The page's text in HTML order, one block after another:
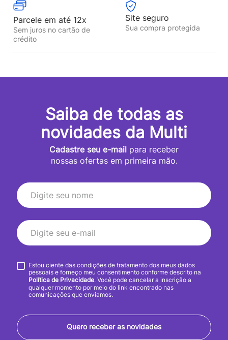
Parcele em até 12x
Sem juros no cartão de
crédito
Site seguro
Sua compra protegida
Saiba de todas as
novidades da Multi
Cadastre seu e-mail para receber
nossas ofertas em primeira mão.
Quero receber as novidades
Estou ciente das condições de tratamento dos meus dados
pessoais e forneço meu consentimento conforme descrito na
Política de Privacidade. Você pode cancelar a inscrição a
qualquer momento por meio do link encontrado nas
comunicações que enviamos.